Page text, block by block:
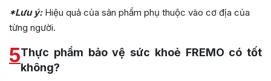
*Lưu ý:Hiệu quả của sản phẩm phụ thuộc vào cơ địa của
từng người.
5Thực phẩm bảo vệ sức khoẻ FREMO có tốt
không?